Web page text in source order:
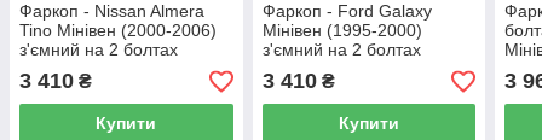
Фаркоп - Nissan Almera
Tino Мінівен (2000-2006)
з'ємний на 2 болтах
3 410 ₴
Купити
Фаркоп - Ford Galaxy
Мінівен (1995-2000)
з'ємний на 2 болтах
3 410₴
Купити
3